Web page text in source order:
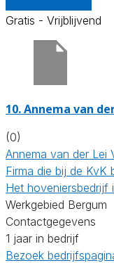
Gratis - Vrijblijvend
10.Annema van der
(0)
Annema van der Lei
Firma die bij de KvK
Het hoveniersbedrijf
Werkgebied Bergum
Contactgegevens
1 jaar in bedrijf
Bezoek